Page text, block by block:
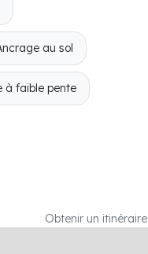
au sol
à faible pente
Obtenir un itinéraire